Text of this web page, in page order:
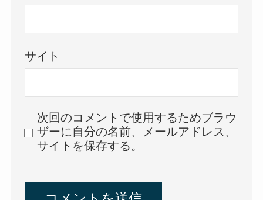
サイト
次回のコメントで使用するためブラウ
ザーに自分の名前、メールアドレス、
サイトを保存する。